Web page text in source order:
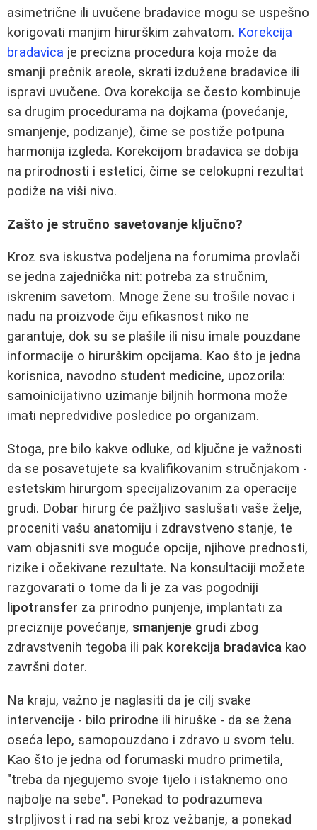
asimetrične ili uvučene bradavice mogu se uspešno
korigovati manjim hirurškim zahvatom. Korekcija
bradavica je precizna procedura koja može da
smanji prečnik areole, skrati izdužene bradavice ili
ispravi uvučene. Ova korekcija se često kombinuje
sa drugim procedurama na dojkama (povećanje,
smanjenje, podizanje), čime se postiže potpuna
harmonija izgleda. Korekcijom bradavica se dobija
na prirodnosti i estetici, čime se celokupni rezultat
podiže na viši nivo.
Zašto je stručno savetovanje ključno?
Kroz sva iskustva podeljena na forumima provlači
se jedna zajednička nit: potreba za stručnim,
iskrenim savetom. Mnoge žene su trošile novac i
nadu na proizvode čiju efikasnost niko ne
garantuje, dok su se plašile ili nisu imale pouzdane
informacije o hirurškim opcijama. Kao što je jedna
korisnica, navodno student medicine, upozorila:
samoinicijativno uzimanje biljnih hormona može
imati nepredvidive posledice po organizam.
Stoga, pre bilo kakve odluke, od ključne je važnosti
da se posavetujete sa kvalifikovanim stručnjakom -
estetskim hirurgom specijalizovanim za operacije
grudi. Dobar hirurg će pažljivo saslušati vaše želje,
proceniti vašu anatomiju i zdravstveno stanje, te
vam objasniti sve moguće opcije, njihove prednosti,
rizike i očekivane rezultate. Na konsultaciji možete
razgovarati o tome da li je za vas pogodniji
lipotransfer za prirodno punjenje, implantati za
preciznije povećanje, smanjenje grudi zbog
zdravstvenih tegoba ili pak korekcija bradavica kao
završni doter.
Na kraju, važno je naglasiti da je cilj svake
intervencije - bilo prirodne ili hiruške - da se žena
oseća lepo, samopouzdano i zdravo u svom telu.
Kao što je jedna od forumaski mudro primetila,
"treba da njegujemo svoje tijelo i istaknemo ono
najbolje na sebe". Ponekad to podrazumeva
strpljivost i rad na sebi kroz vežbanje, a ponekad